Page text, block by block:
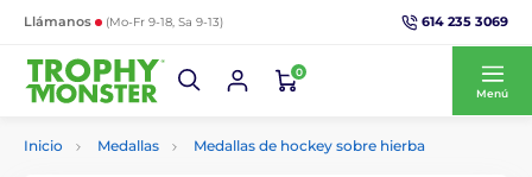
Llámanos (Mo-Fr 9-18, Sa 9-13) 614 235 3069
0
Menú
Inicio Medallas Medallas de hockey sobre hierba